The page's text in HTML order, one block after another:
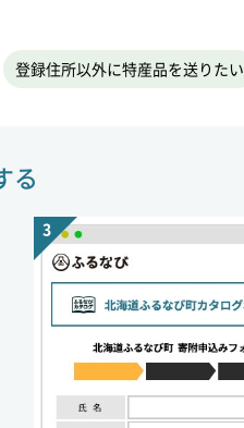
登録住所以外に特産品を送りたい
る